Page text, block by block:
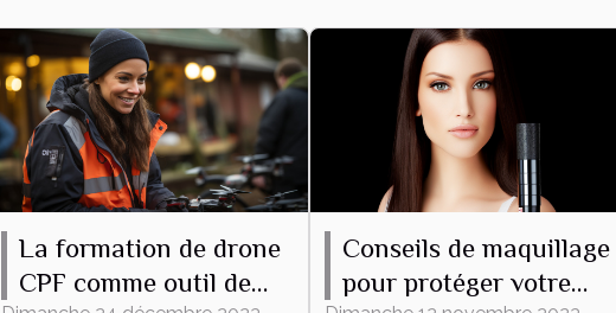
La formation de drone
CPF comme outil de
Conseils de maquillage
pour protéger votre